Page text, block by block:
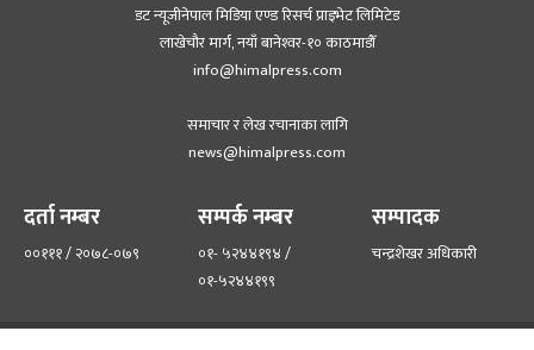
डट न्यूजीनेपाल मिडिया एण्ड रिसर्च प्राइभेट लिमिटेड
लाखेचौर मार्ग, नयाँ बानेश्‍वर-१० काठमाडौँ
info@himalpress.com
समाचार र लेख रचानाका लागि
news@himalpress.com
दर्ता नम्बर
००१११ / २०७८-०७९
सम्पर्क नम्बर
०१- ५२४४१९४ /
०१-५२४४१९९
सम्पादक
चन्द्रशेखर अधिकारी